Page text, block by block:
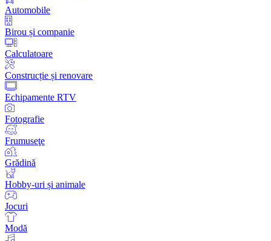
Automobile
Birou și companie
Calculatoare
Construcție și renovare
Echipamente RTV
Fotografie
Frumuseţe
Grădină
Hobby-uri și animale
Jocuri
Modă